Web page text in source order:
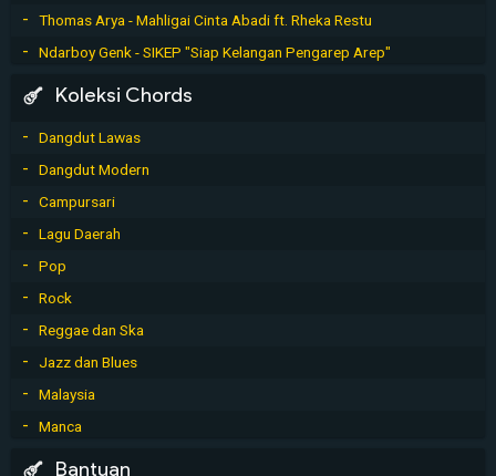
Thomas Arya - Mahligai Cinta Abadi ft. Rheka Restu
Ndarboy Genk - SIKEP "Siap Kelangan Pengarep Arep"
Koleksi Chords
Dangdut Lawas
Dangdut Modern
Campursari
Lagu Daerah
Pop
Rock
Reggae dan Ska
Jazz dan Blues
Malaysia
Manca
Bantuan